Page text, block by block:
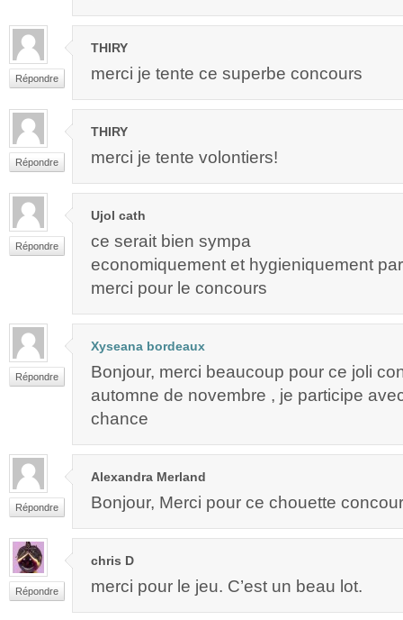
Répondre
THIRY
merci je tente ce superbe concours
Répondre
THIRY
merci je tente volontiers!
Répondre
Ujol cath
ce serait bien sympa
economiquement et hygieniquement
merci pour le concours
Répondre
Xyseana bordeaux
Bonjour, merci beaucoup pour ce joli
automne de novembre , je participe
chance
Répondre
Alexandra Merland
Bonjour, Merci pour ce chouette
Répondre
chris D
merci pour le jeu. C’est un beau lot.